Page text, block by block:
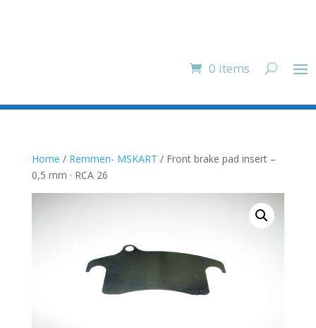
0 items
Home / Remmen- MSKART / Front brake pad insert –
0,5 mm · RCA 26